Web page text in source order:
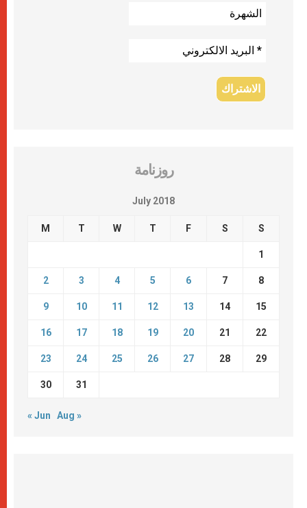
روزنامة
July 2018
M T W T F S S
1
2 3 4 5 6 7 8
9 10 11 12 13 14 15
16 17 18 19 20 21 22
23 24 25 26 27 28 29
30 31
« Jun Aug »